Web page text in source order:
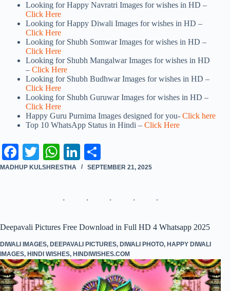
Looking for Happy Navratri Images for wishes in HD –
Click Here
Looking for Happy Diwali Images for wishes in HD –
Click Here
Looking for Shubh Somwar Images for wishes in HD –
Click Here
Looking for Shubh Mangalwar Images for wishes in HD
– Click Here
Looking for Shubh Budhwar Images for wishes in HD –
Click Here
Looking for Shubh Guruwar Images for wishes in HD –
Click Here
Happy Guru Purnima Images designed for you- Click here
Top 10 WhatsApp Status in Hindi – Click Here
Fa
ce
T
wi
W
ha
A
Li
nk
In
ha
MADHUP KULSHRESTHA SEPTEMBER 21, 2025
Deepavali Pictures Free Download in Full HD 4 Whatsapp 2025
DIWALI IMAGES, DEEPAVALI PICTURES, DIWALI PHOTO, HAPPY DIWALI
IMAGES, HINDI WISHES, HINDIWISHES.COM